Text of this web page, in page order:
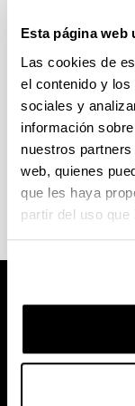
Esta página web
Las cookies de
el contenido y
sociales y
información
nuestros
web, quienes
que les haya
partir del uso
Buzón